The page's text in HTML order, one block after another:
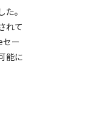
。
れて
セー
能に